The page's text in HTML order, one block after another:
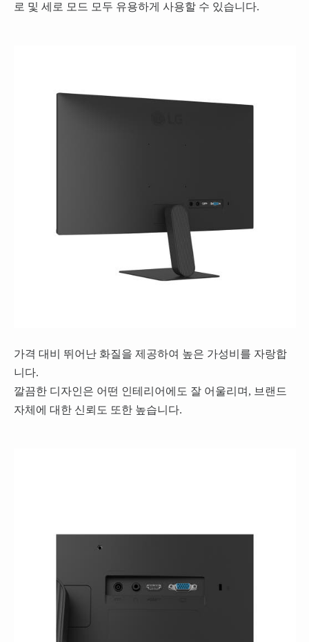
로 및 세로 모드 모두 유용하게 사용할 수 있습니다.
가격 대비 뛰어난 화질을 제공하여 높은 가성비를 자랑합
니다.
깔끔한 디자인은 어떤 인테리어에도 잘 어울리며, 브랜드
자체에 대한 신뢰도 또한 높습니다.